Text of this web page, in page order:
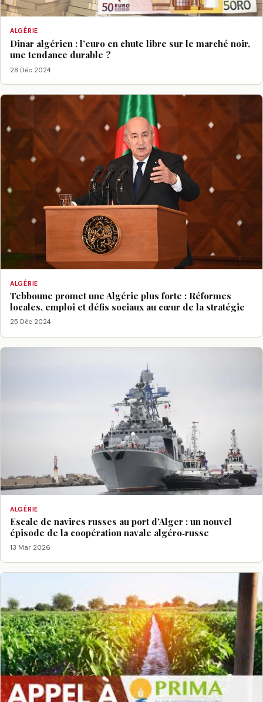
ALGÉRIE
Dinar algérien : l’euro en chute libre sur le marché noir,
une tendance durable ?
28 Déc 2024
ALGÉRIE
Tebboune promet une Algérie plus forte : Réformes
locales, emploi et défis sociaux au cœur de la stratégie
25 Déc 2024
ALGÉRIE
Escale de navires russes au port d’Alger : un nouvel
épisode de la coopération navale algéro‑russe
13 Mar 2026